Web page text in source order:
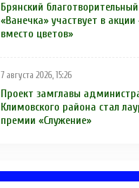
Брянский
«Ванечка» участвует в акции
вместо цветов»
7 августа 2026, 15:26
Проект замглавы
Климовского района стал
премии «Служение»